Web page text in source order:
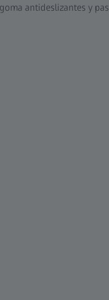
antideslizantes y